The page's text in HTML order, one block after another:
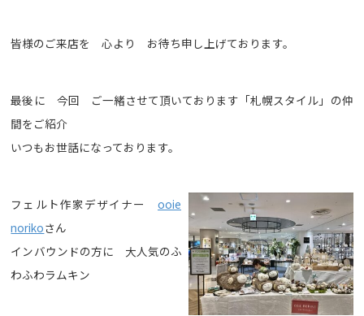
皆様のご来店を 心より お待ち申し上げております。
最後に 今回 ご一緒させて頂いております「札幌スタイル」の仲
間をご紹介
いつもお世話になっております。
フェルト作家デザイナー ooie
norikoさん
インバウンドの方に 大人気のふ
わふわラムキン